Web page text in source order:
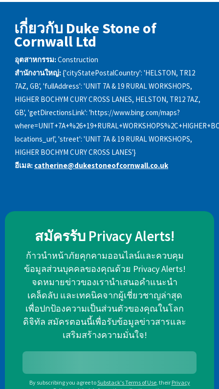
เกี่ยวกับ Duke Stone of
Cornwall Ltd
อุตสาหกรรม:Construction
สำนักงานใหญ่:{'cityStatePostalCountry': 'HELSTON, TR12
7AZ, GB', 'fullAddress': 'UNIT 7A & 19 RURAL WORKSHOPS,
HIGHER BOCHYM CURY CROSS LANES, HELSTON, TR12 7AZ,
GB', 'getDirectionsLink': 'https://www.bing.com/maps?
locations_url', 'street': 'UNIT 7A & 19 RURAL WORKSHOPS,
HIGHER BOCHYM CURY CROSS LANES'}
อีเมล: catherine@dukestoneofcornwall.co.uk
สมัครรับ Privacy Alerts!
ก้าวนำหน้าภัยคุกคามออนไลน์และควบคุม
ข้อมูลส่วนบุคคลของคุณด้วย Privacy Alerts!
จดหมายข่าวของเรานำเสนอคำแนะนำ
เคล็ดลับ และเทคนิคจากผู้เชี่ยวชาญล่าสุด
เพื่อปกป้องความเป็นส่วนตัวของคุณในโลก
ดิจิทัล สมัครตอนนี้เพื่อรับข้อมูลข่าวสารและ
เสริมสร้างความมั่นใจ!
By subscribing you agree toSubstack's Terms of Use, their Privacy